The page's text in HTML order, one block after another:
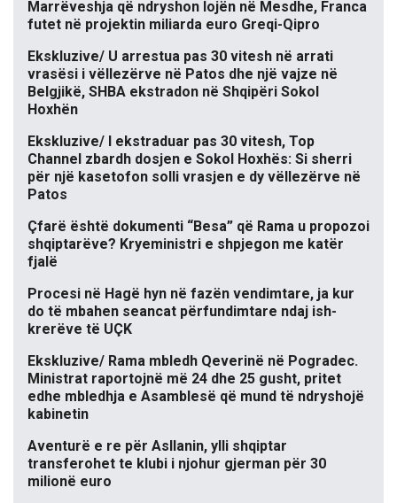
Marrëveshja që ndryshon lojën në Mesdhe, Franca
futet në projektin miliarda euro Greqi-Qipro
Ekskluzive/ U arrestua pas 30 vitesh në arrati
vrasësi i vëllezërve në Patos dhe një vajze në
Belgjikë, SHBA ekstradon në Shqipëri Sokol
Hoxhën
Ekskluzive/ I ekstraduar pas 30 vitesh, Top
Channel zbardh dosjen e Sokol Hoxhës: Si sherri
për një kasetofon solli vrasjen e dy vëllezërve në
Patos
Çfarë është dokumenti “Besa” që Rama u propozoi
shqiptarëve? Kryeministri e shpjegon me katër
fjalë
Procesi në Hagë hyn në fazën vendimtare, ja kur
do të mbahen seancat përfundimtare ndaj ish-
krerëve të UÇK
Ekskluzive/ Rama mbledh Qeverinë në Pogradec.
Ministrat raportojnë më 24 dhe 25 gusht, pritet
edhe mbledhja e Asamblesë që mund të ndryshojë
kabinetin
Aventurë e re për Asllanin, ylli shqiptar
transferohet te klubi i njohur gjerman për 30
milionë euro